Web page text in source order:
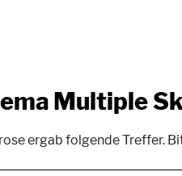
Multiple
ergab folgende Treffer.